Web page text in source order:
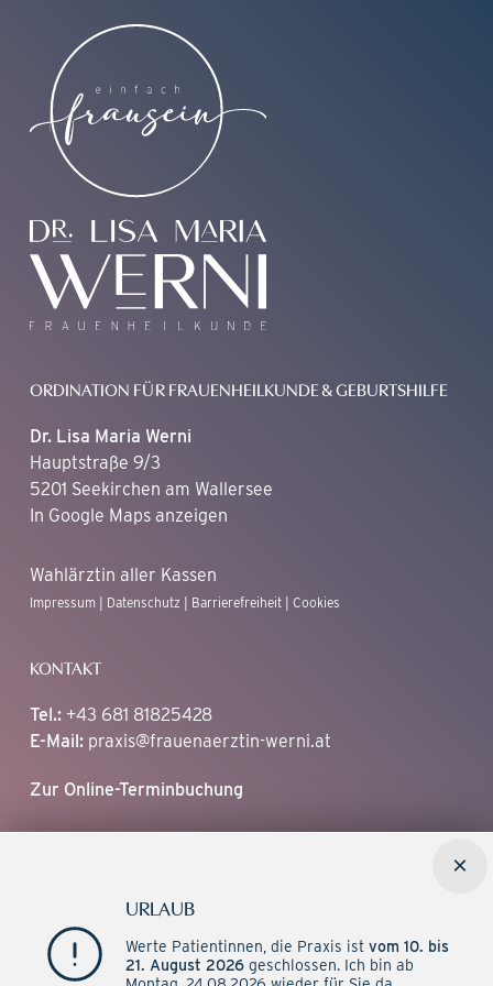
×
URLAUB
Werte Patientinnen, die Praxis istvom 10. bis
21. August 2026geschlossen. Ich bin ab
ORDINATION FÜR FRAUENHEILKUNDE & GEBURTSHILFE
Dr. Lisa Maria Werni
Hauptstraße 9/3
5201 Seekirchen am Wallersee
In Google Maps anzeigen
Wahlärztin aller Kassen
Impressum| Datenschutz | Barrierefreiheit| Cookies
KONTAKT
Tel.: +43 681 81825428‬
E-Mail: praxis@frauenaerztin-werni.at
Zur Online-Terminbuchung
07:30 – 13:00
14:00 – 19:00
Mi:07:30 – 13:00
Do:07:30 – 14:00